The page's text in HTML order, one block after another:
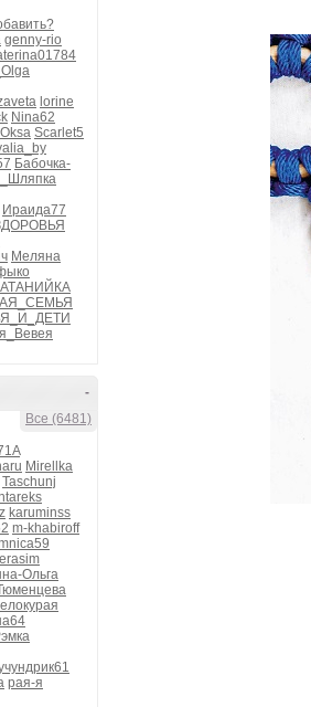
genny-rio
lorine
Nina62
Scarlet5
Бабочка-
Ираида77
Меляна
-
Все (6481)
Mirellka
Taschunj
karuminss
m-khabiroff
Ольга
рая-я